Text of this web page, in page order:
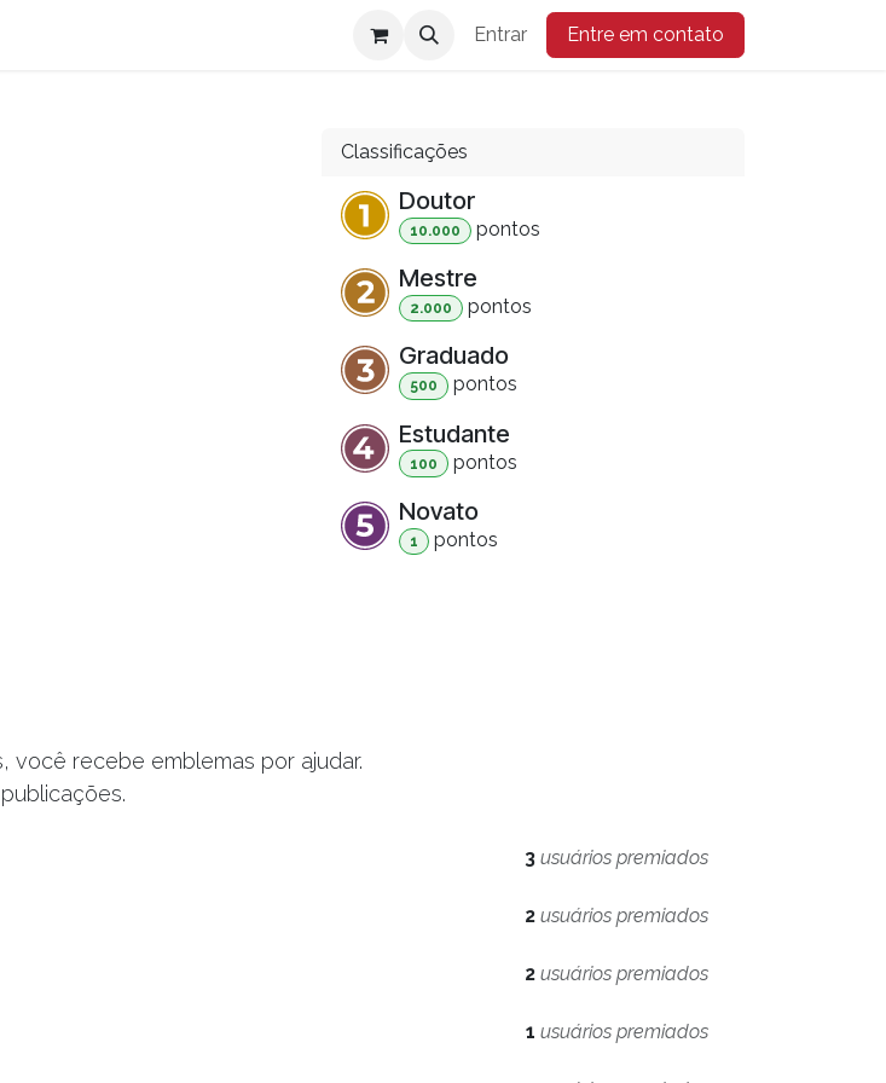
Entrar Entre em contato
Classificações
Doutor
10.000 pontos
Mestre
2.000 pontos
Graduado
500 pontos
Estudante
100 pontos
Novato
1 pontos
você recebe emblemas por ajudar.
3 usuários premiados
2 usuários premiados
2 usuários premiados
1 usuários premiados